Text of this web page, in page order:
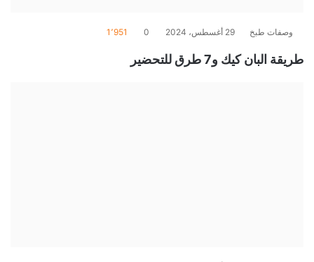
وصفات طبخ 29 أغسطس، 2024 0 1٬951
طريقة البان كيك و7 طرق للتحضير